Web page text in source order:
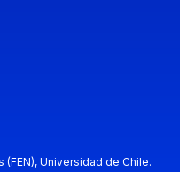
Universidad de Chile.